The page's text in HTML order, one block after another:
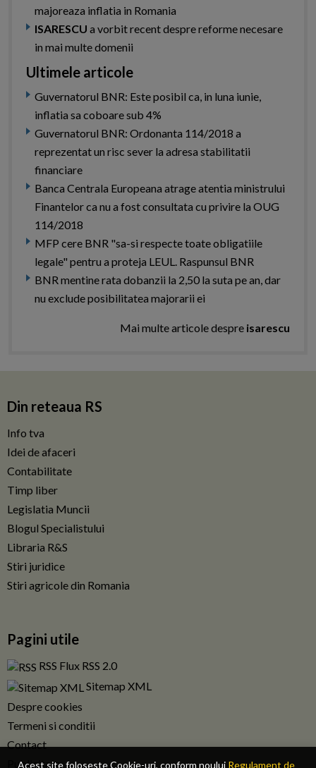
Acest site foloseste Cookie-uri, conform noului Regulament de
majoreaza inflatia in Romania
ISARESCU a vorbit recent despre reforme necesare
in mai multe domenii
Ultimele articole
Guvernatorul BNR: Este posibil ca, in luna iunie,
inflatia sa coboare sub 4%
Guvernatorul BNR: Ordonanta 114/2018 a
reprezentat un risc sever la adresa stabilitatii
financiare
Banca Centrala Europeana atrage atentia ministrului
Finantelor ca nu a fost consultata cu privire la OUG
114/2018
MFP cere BNR "sa-si respecte toate obligatiile
legale" pentru a proteja LEUL. Raspunsul BNR
BNR mentine rata dobanzii la 2,50 la suta pe an, dar
nu exclude posibilitatea majorarii ei
Mai multe articole despre isarescu
Din reteaua RS
Info tva
Idei de afaceri
Contabilitate
Timp liber
Legislatia Muncii
Blogul Specialistului
Libraria R&S
Stiri juridice
Stiri agricole din Romania
Pagini utile
RSS Flux RSS 2.0
Sitemap XML
Despre cookies
Termeni si conditii
Contact
Publicitate